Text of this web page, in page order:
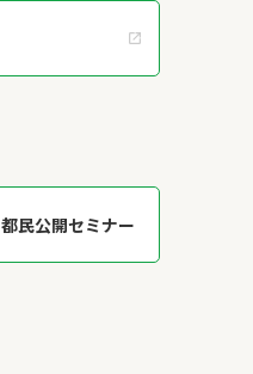
都民公開セミナー